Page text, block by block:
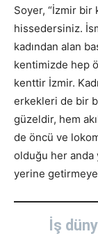
Soyer, “İzmir bir
hissedersiniz.
kadından alan
kentimizde hep
kenttir İzmir.
erkekleri de bir
güzeldir, hem
de öncü ve
olduğu her anda
yerine getirmeye
İş